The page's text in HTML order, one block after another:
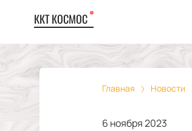
ККТ КОСМОС
Главная Новости
6 ноября 2023